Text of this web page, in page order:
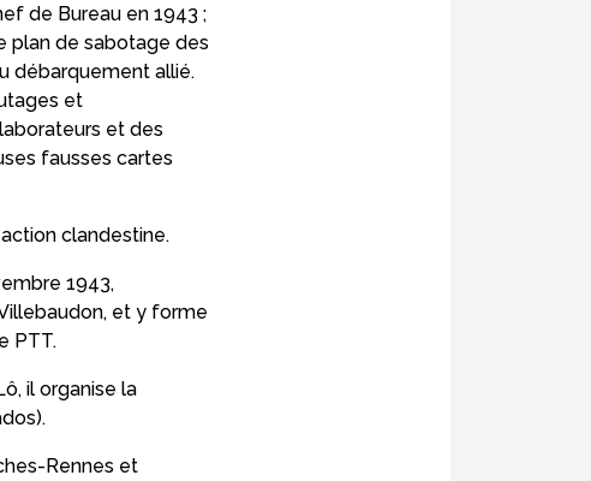
de Bureau en 1943 ;
plan de sabotage des
débarquement allié.
et
et des
fausses cartes
clandestine.
1943,
et y forme
PTT.
il organise la
Rennes et